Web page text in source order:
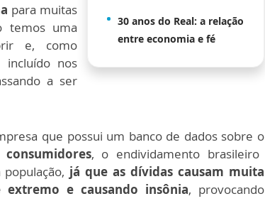
30 anos do Real: a relação
entre economia e fé
para muitas
temos uma
e, como
incluído nos
a ser
que possui um banco de dados sobre o
, o endividamento brasileiro
já que as dívidas causam muita
extremo e causando insônia, provocando